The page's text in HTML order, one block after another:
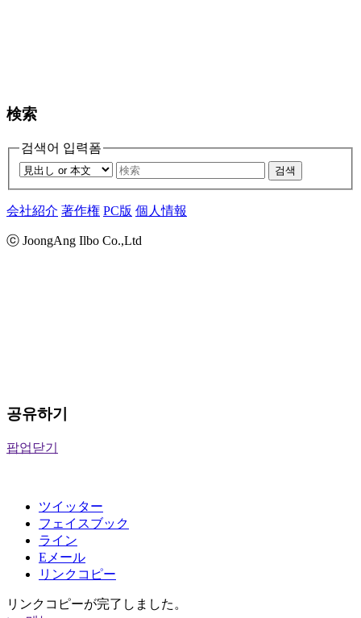
検索
검색어 입력폼
검색
会社紹介 著作権 PC版 個人情報
ⓒ JoongAng Ilbo Co.,Ltd
공유하기
팝업닫기
ツイッター
フェイスブック
ライン
Eメール
リンクコピー
リンクコピーが完了しました。